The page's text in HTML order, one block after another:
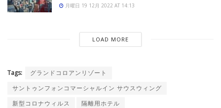
月曜日 19 12月 2022 AT 14:13
LOAD MORE
Tags:
グランドコロアンリゾート
サントゥンフォンコマーシャルイン サウスウィング
新型コロナウィルス
隔離用ホテル